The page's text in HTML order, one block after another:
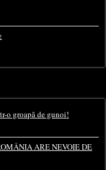
o groapă de gunoi!
ARE NEVOIE DE